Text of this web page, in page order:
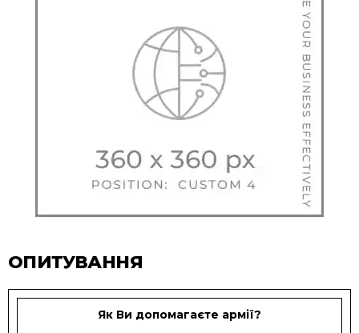
ОПИТУВАННЯ
Як Ви допомагаєте армії?